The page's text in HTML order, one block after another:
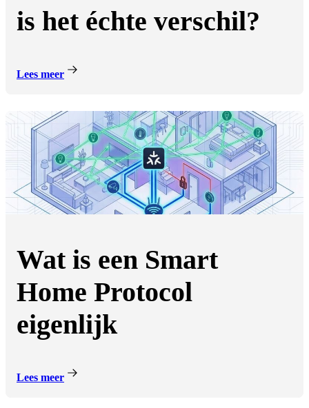
is het échte verschil?
Lees meer
Wat is een Smart
Home Protocol
eigenlijk
Lees meer